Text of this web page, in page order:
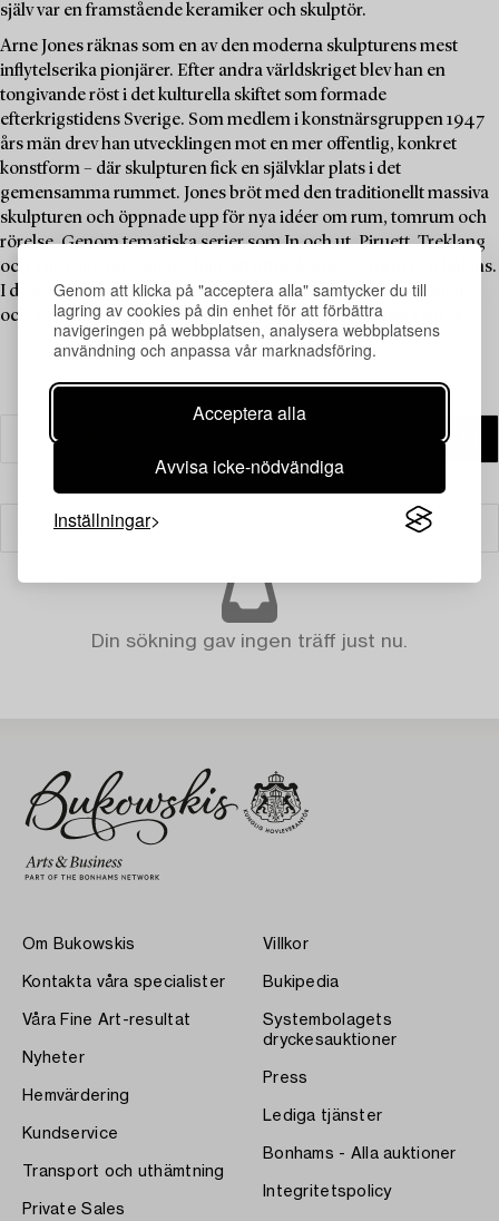
Genom att klicka på "acceptera alla" samtycker du till
lagring av cookies på din enhet för att förbättra
navigeringen på webbplatsen, analysera webbplatsens
användning och anpassa vår marknadsföring.
Acceptera alla
Avvisa icke-nödvändiga
Inställningar
själv var en framstående keramiker och skulptör.
Arne Jones räknas som en av den moderna skulpturens mest
inflytelserika pionjärer. Efter andra världskriget blev han en
tongivande röst i det kulturella skiftet som formade
efterkrigstidens Sverige. Som medlem i konstnärsgruppen 1947
års män drev han utvecklingen mot en mer offentlig, konkret
konstform – där skulpturen fick en självklar plats i det
gemensamma rummet. Jones bröt med den traditionellt massiva
skulpturen och öppnade upp för nya idéer om rum, tomrum och
rörelse. Genom tematiska serier som In och ut, Piruett, Treklang
och Yin-Yang fördjupade han sitt utforskande av form och balans.
I denna auktion återfinns verk ur bland annat serierna Treklang
och Yin-Yang – ikoniska exempel på Jones konstnärliga språk.
Din sökning gav ingen träff just nu.
Om Bukowskis
Kontakta våra specialister
Våra Fine Art-resultat
Nyheter
Hemvärdering
Kundservice
Transport och uthämtning
Private Sales
Villkor
Bukipedia
Systembolagets
dryckesauktioner
Press
Lediga tjänster
Bonhams - Alla auktioner
Integritetspolicy